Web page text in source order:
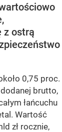
z ostrą
0,75 proc.
brutto,
łańcuchu
Wartość
zł rocznie,